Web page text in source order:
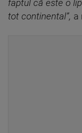
faptul că este o
tot continental”, a